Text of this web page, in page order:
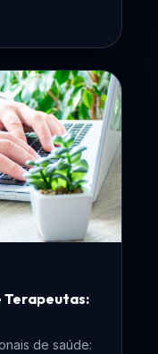
Terapeutas:
de saúde: